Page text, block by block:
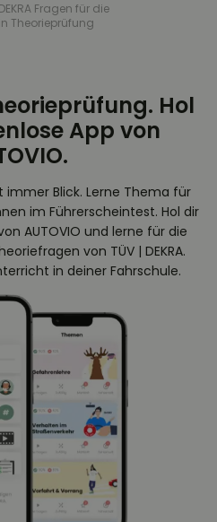
Fragen für die
Theorieprüfung
Hol
App von
Blick. Lerne Thema für
im Führerscheintest. Hol dir
AUTOVIO und lerne für die
von TÜV | DEKRA.
in deiner Fahrschule.